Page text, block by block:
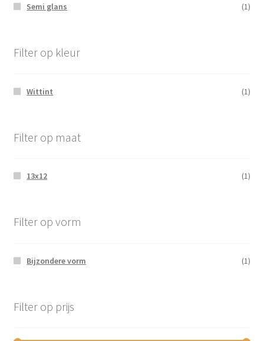
Semi glans (1)
Filter op kleur
Wittint (1)
Filter op maat
13x12 (1)
Filter op vorm
Bijzondere vorm (1)
Filter op prijs